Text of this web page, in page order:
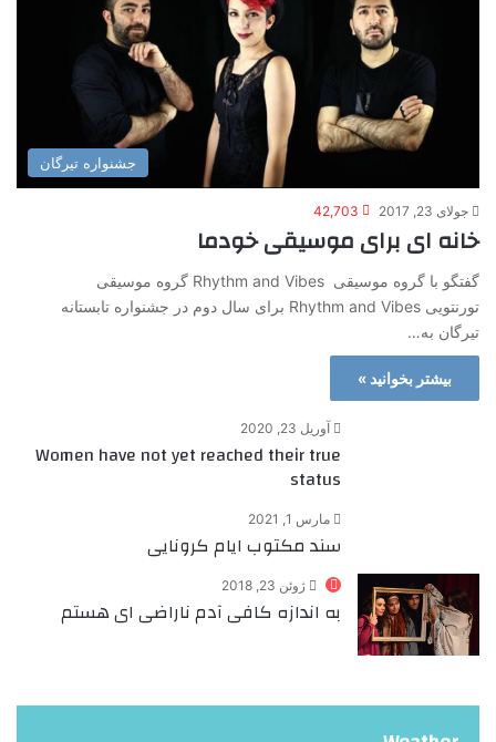
جشنواره تیرگان
جولای 23, 2017 42,703
خانه ای برای موسیقی خودما
گفتگو با گروه موسیقی Rhythm and Vibes گروه موسیقی
تورنتویی Rhythm and Vibes برای سال دوم در جشنواره تابستانه
تیرگان به…
بیشتر بخوانید »
آوریل 23, 2020
Women have not yet reached their true
status
مارس 1, 2021
سند مکتوب ایام کرونایی
ژوئن 23, 2018
به اندازه‌ کافی آدم ناراضی ای هستم